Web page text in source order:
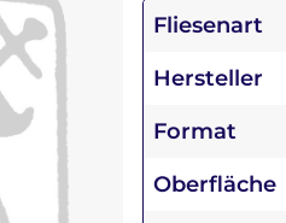
Fliesenart
Hersteller
Format
Oberfläche